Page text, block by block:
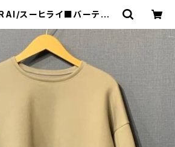
スーヒライ■バーティカ
バー■3803V■ | raquel